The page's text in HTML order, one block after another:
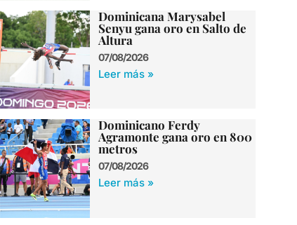
Dominicana Marysabel
Senyu gana oro en Salto de
Altura
07/08/2026
Leer más »
Dominicano Ferdy
Agramonte gana oro en 800
metros
07/08/2026
Leer más »